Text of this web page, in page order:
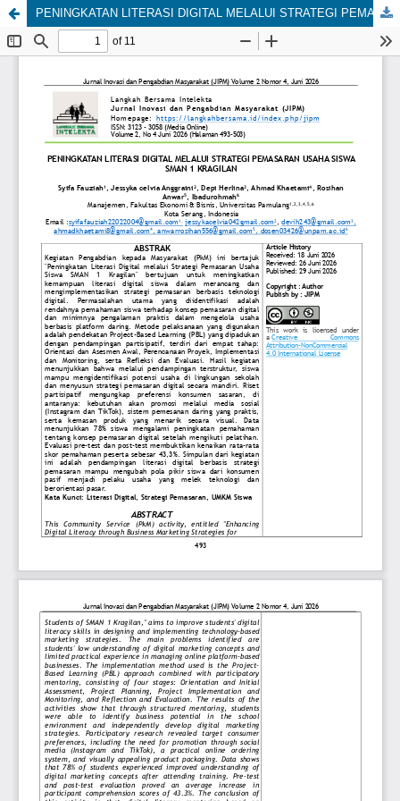
PENINGKATAN LITERASI DIGITAL MELALUI STRATEGI PEMASARAN USAHA SISWA SMAN 1 KRAGILAN